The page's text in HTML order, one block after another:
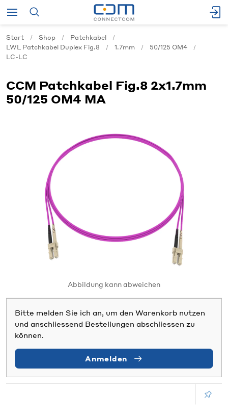
Start Shop
Patchkabel
LWL Patchkabel Duplex Fig.8
1.7mm
50/125 OM4
LC-LC
CCM Patchkabel Fig.8 2x1.7mm
50/125 OM4 MA
Abbildung kann abweichen
Bitte melden Sie ich an, um den Warenkorb nutzen
und anschliessend Bestellungen abschliessen zu
können.
Anmelden